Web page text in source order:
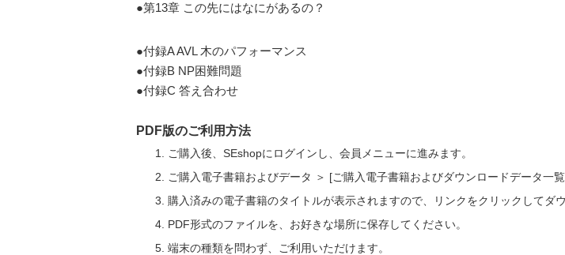
●第13章 この先にはなにがあるの？
●付録A AVL 木のパフォーマンス
●付録B NP困難問題
●付録C 答え合わせ
PDF版のご利用方法
ご購入後、SEshopにログインし、会員メニューに進みます。
ご購入電子書籍およびデータ ＞ [ご購入電子書籍およびダウンロードデータ一覧
購入済みの電子書籍のタイトルが表示されますので、リンクをクリックしてダ
PDF形式のファイルを、お好きな場所に保存してください。
端末の種類を問わず、ご利用いただけます。